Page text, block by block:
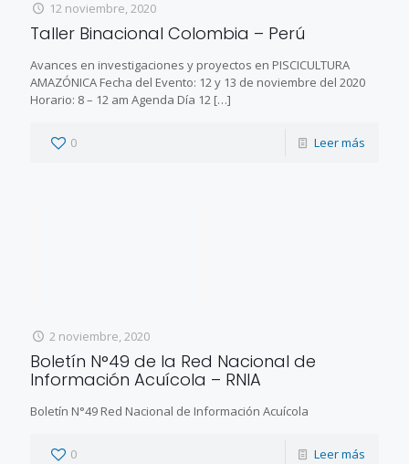
12 noviembre, 2020
Taller Binacional Colombia – Perú
Avances en investigaciones y proyectos en PISCICULTURA
AMAZÓNICA Fecha del Evento: 12 y 13 de noviembre del 2020
Horario: 8 – 12 am Agenda Día 12 […]
0 Leer más
2 noviembre, 2020
Boletín N°49 de la Red Nacional de
Información Acuícola – RNIA
Boletín N°49 Red Nacional de Información Acuícola
0 Leer más